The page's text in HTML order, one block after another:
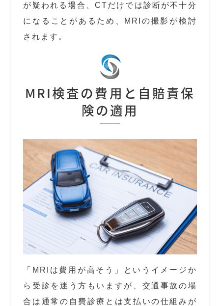
が疑われる場合、CTだけでは診断が不十分
になることがあるため、MRIの撮影が検討
されます。
MRI検査の費用と自賠責保
険の適用
「MRIは費用が高そう」というイメージか
ら受診を迷う方もいますが、交通事故の場
合は通常の自費診療とは支払いの仕組みが